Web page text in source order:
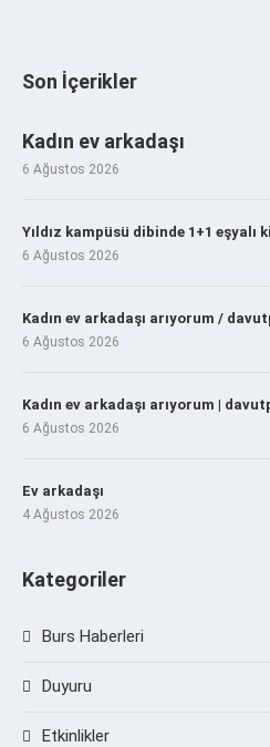
Son İçerikler
Kadın ev arkadaşı
6 Ağustos 2026
Yıldız kampüsü dibinde 1+1 eşyalı
6 Ağustos 2026
Kadın ev arkadaşı arıyorum /
6 Ağustos 2026
Kadın ev arkadaşı arıyorum |
6 Ağustos 2026
Ev arkadaşı
4 Ağustos 2026
Kategoriler
Burs Haberleri
Duyuru
Etkinlikler